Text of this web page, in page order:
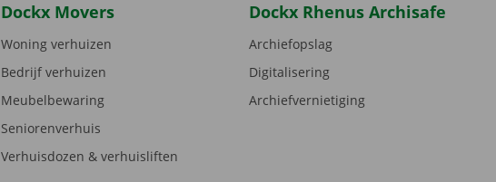
Dockx Movers
Woning verhuizen
Bedrijf verhuizen
Meubelbewaring
Seniorenverhuis
Verhuisdozen & verhuisliften
Dockx Rhenus Archisafe
Archiefopslag
Digitalisering
Archiefvernietiging